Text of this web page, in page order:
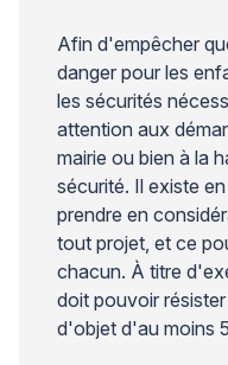
Afin d'empêcher
danger pour les
les sécurités
attention aux
mairie ou bien à la
sécurité. Il existe
prendre en
tout projet, et ce
chacun. À titre
doit pouvoir
d'objet d'au moins